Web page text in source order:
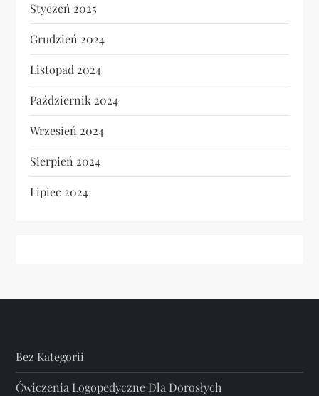
Styczeń 2025
Grudzień 2024
Listopad 2024
Październik 2024
Wrzesień 2024
Sierpień 2024
Lipiec 2024
Bez Kategorii
Ćwiczenia Logopedyczne Dla Dorosłych